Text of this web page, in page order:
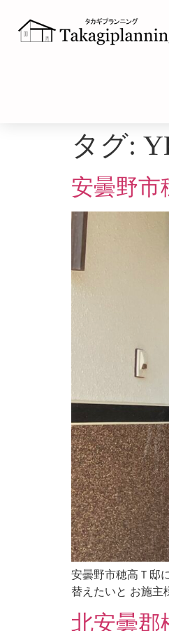
タグ:
安曇野市
安曇野市穂高Ｔ邸
替えたいと お施
北安曇郡